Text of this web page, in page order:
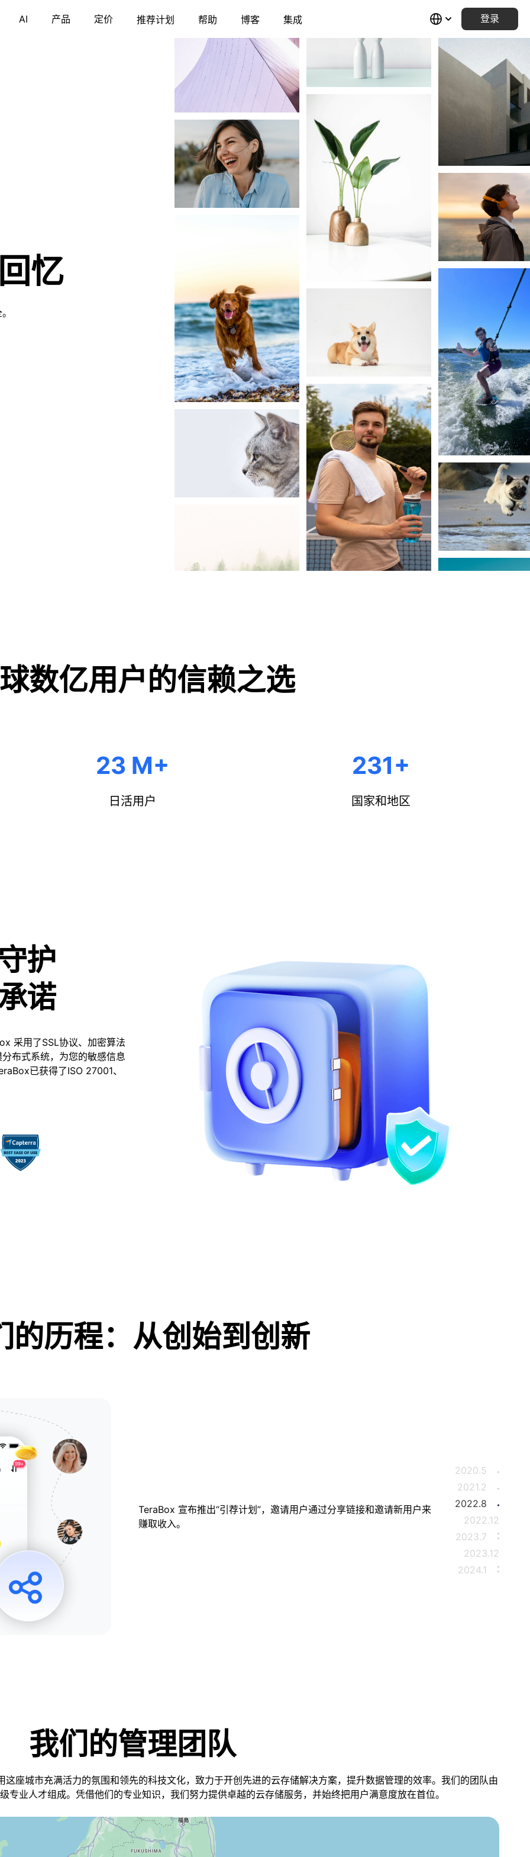
AI 产品 定价 推荐计划 帮助 博客 集成 登录
忆
数亿用户的信赖之选
23 M+
日活用户
231+
国家和地区
护
诺
采用了SSL协议、加密算法
布式系统，为您的敏感信息
已获得了ISO 27001、
的历程：从创始到创新
TeraBox 的产品 logo 进行了视觉升级，新 logo 象征着可靠性和稳定
TeraBox 面向全球用户上线，提供1TB的免费存储容量、无限上传和下
载速度、免费大文件传输等服务，注册后即可享受。
TeraBox 宣布推出“引荐计划”，邀请用户通过分享链接和邀请新用户来
赚取收入。
TeraBox 宣布其全球注册用户超过1亿，并且其母公司Flextech Inc.已
获得ISO/IEC 27018:2019和27701:2019认证。此前，Flextech Inc.还
2020.5
2021.2
2022.8
2022.12
2023.7
2023.12
2024.1
我们的管理团队
座城市充满活力的氛围和领先的科技文化，致力于开创先进的云存储解决方案，提升数据管理的效率。我们的团队由
专业人才组成。凭借他们的专业知识，我们努力提供卓越的云存储服务，并始终把用户满意度放在首位。